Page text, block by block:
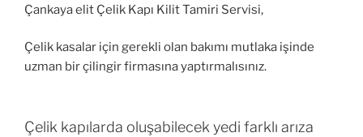
Çankaya elit Çelik Kapı Kilit Tamiri Servisi,
Çelik kasalar için gerekli olan bakımı mutlaka işinde
uzman bir çilingir firmasına yaptırmalısınız.
Çelik kapılarda oluşabilecek yedi farklı arıza